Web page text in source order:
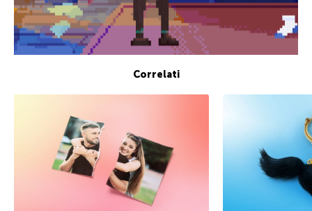
Correlati